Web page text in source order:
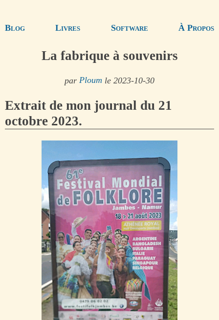
Blog Livres Software À Propos
La fabrique à souvenirs
par Ploum le 2023-10-30
Extrait de mon journal du 21
octobre 2023.